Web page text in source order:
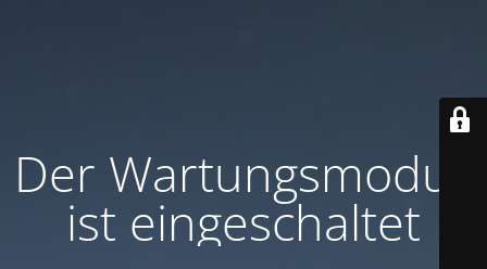
Der Wartungsmodus
ist eingeschaltet